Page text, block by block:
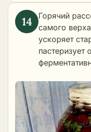
Горячий
самого
ускоряет
пастеризует